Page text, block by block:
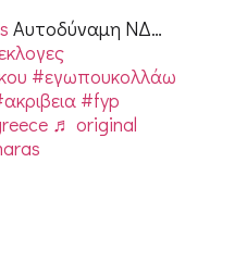
Αυτοδύναμη ΝΔ…
#εγωπουκολλάω
#fyp
♬ original